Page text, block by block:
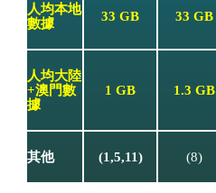
人均本地
數據
33 GB 33 GB
人均大陸
+澳門數
據
1 GB 1.3 GB
其他 (1,5,11) (8)